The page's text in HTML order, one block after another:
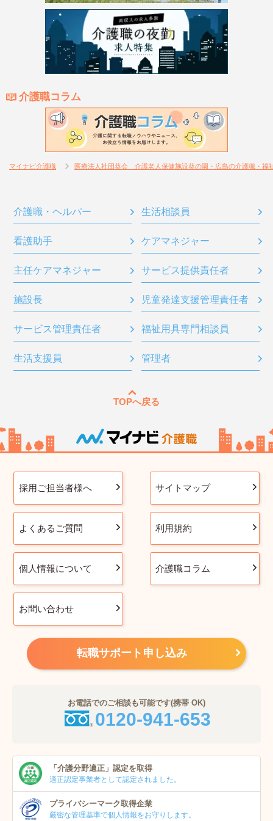
介護職コラム
マイナビ介護職 医療法人社団葵会 介護老人保健施設葵の園・広島の介護職・福
介護職・ヘルパー 生活相談員
看護助手 ケアマネジャー
主任ケアマネジャー サービス提供責任者
施設長 児童発達支援管理責任者
サービス管理責任者 福祉用具専門相談員
生活支援員 管理者
TOPへ戻る
採用ご担当者様へ サイトマップ
よくあるご質問 利用規約
個人情報について 介護職コラム
お問い合わせ
転職サポート申し込み
お電話でのご相談も可能です(携帯 OK)
0120-941-653
「介護分野適正」 認定を取得
適正認定事業者として認定されました。
プライバシーマーク取得企業
厳密な管理基準で個人情報をお守りします。